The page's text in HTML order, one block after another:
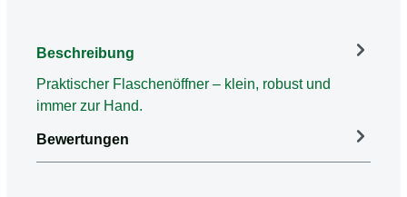
Beschreibung
Praktischer Flaschenöffner – klein, robust und
immer zur Hand.
Bewertungen